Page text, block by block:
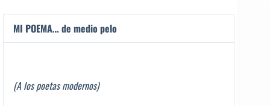
MI POEMA… de medio pelo
(A los poetas modernos)